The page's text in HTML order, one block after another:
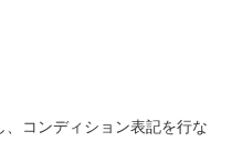
コンディション表記を行な